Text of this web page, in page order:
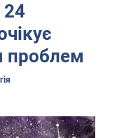
24
проблем